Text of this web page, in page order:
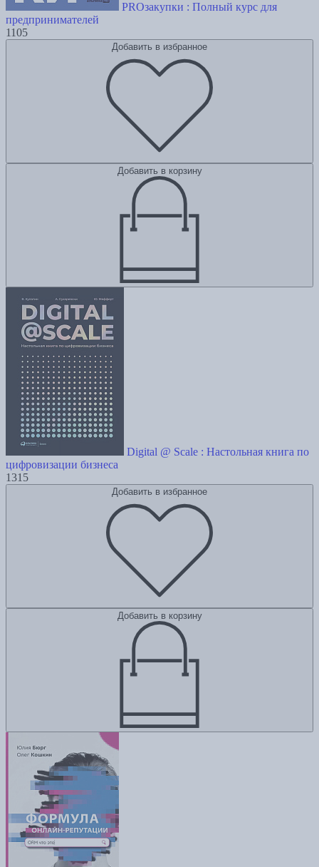
PROзакупки : Полный курс для
предпринимателей
1105
Добавить в избранное
Добавить в корзину
Digital @ Scale : Настольная книга по
цифровизации бизнеса
1315
Добавить в избранное
Добавить в корзину